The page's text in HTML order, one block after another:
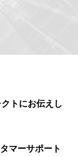
トにお伝えし
マーサポート